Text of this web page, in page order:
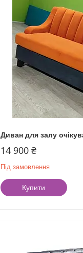
Диван для залу
14 900 ₴
Під замовлення
Купити